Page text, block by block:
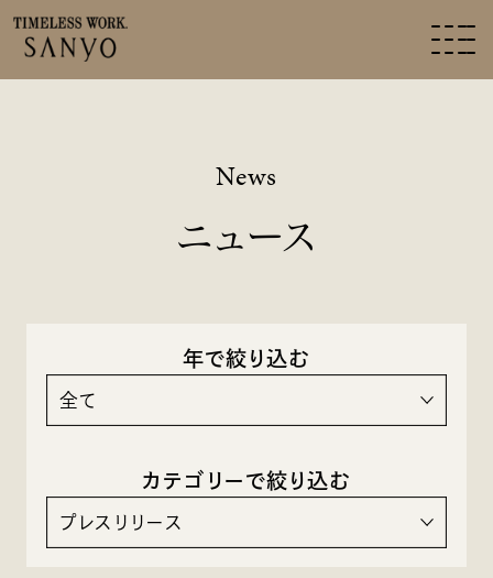
ニュース
News
年で絞り込む
全て
カテゴリーで絞り込む
プレスリリース